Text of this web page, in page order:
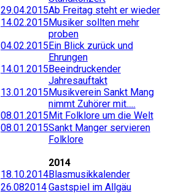
29.04.2015Ab Freitag steht er wieder
14.02.2015Musiker sollten mehr
proben
04.02.2015Ein Blick zurück und
Ehrungen
14.01.2015Beeindruckender
Jahresauftakt
13.01.2015Musikverein Sankt Mang
nimmt Zuhörer mit.....
08.01.2015Mit Folklore um die Welt
08.01.2015Sankt Manger servieren
Folklore
2014
18.10.2014Blasmusikkalender
26.082014Gastspiel im Allgäu